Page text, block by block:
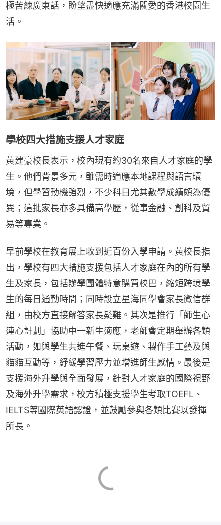
極苦練廣東話，盼望盡快適應充滿關愛的香港校園生
活。
學校四大措施支援人才家庭
黃建豪校長表示，校內現有約30名來自人才家庭的學
生。他們背景多元，雖需時適應本地課程與語言環
境，但學習動機強烈，不少科目尤其數學成績頗為優
異；這批家長亦多具備高學歷，從事金融、創科及貿
易等專業。
早前學校在教育展上收到近百份入學申請。黃校長指
出，學校有四大措施支援包括人才家庭在內的所有學
生及家長，包括辦學團體特意購買校巴，縮短跨境學
生的每日通勤時間；同時設立星海同學會家長微信群
組，由校方直接解答家長疑難。其次是推行「師生心
連心計劃」協助中一新生適應，老師會定期舉辦各類
活動，如與學生共進午餐、玩桌遊、製作手工藝及與
貓貓互動等，紓緩學習壓力並增進師生感情。最後是
支援海外升學與全面發展，針對人才家庭的國際視野
及海外升學需求，校方積極支援學生考取TOEFL、
IELTS等國際英語認證，並鼓勵參與各類比賽以發揮
所長。